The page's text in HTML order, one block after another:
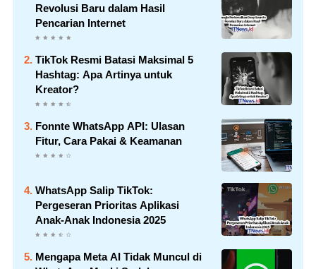
Revolusi Baru dalam Hasil
Pencarian Internet
TikTok Resmi Batasi Maksimal 5
Hashtag: Apa Artinya untuk
Kreator?
Fonnte WhatsApp API: Ulasan
Fitur, Cara Pakai & Keamanan
WhatsApp Salip TikTok:
Pergeseran Prioritas Aplikasi
Anak-Anak Indonesia 2025
Mengapa Meta AI Tidak Muncul di